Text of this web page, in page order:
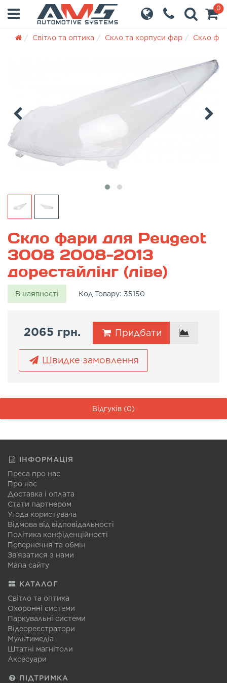
0
Світло та оптика Скло та корпуси фар Скло
Скло фари для Peugeot
3008 2008-2013
дорестайлінг (ліве)
В наявності Код Товару: 35150
2065 грн. Придбати
Швидке замовлення
Відгуків (0)
ІНФОРМАЦІЯ
Преса про нас
Про нас
Доставка і оплата
Стати партнером
Угода користувача
Відмова від відповідальності
Політика конфіденційності
Повернення та обмін
Зв'язатися з нами
Мапа сайту
КАТАЛОГ
Світло та оптика
Охоронні системи
Паркувальні системи
Відеореєстратори
Мультимедіа
Штатні магнітоли
Аксесуари
ПІДТРИМКА